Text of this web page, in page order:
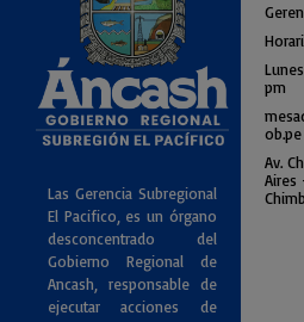
Las Gerencia Subregional
El Pacifico, es un órgano
desconcentrado del
Gobierno Regional de
Ancash, responsable de
ejecutar acciones de
pm
ob.pe
Av.
Aires